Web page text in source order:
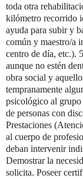
toda otra
kilómetro recorrido
ayuda para subir y
común y maestro/a
centro de día, etc.).
aunque no estén
obra social y
tempranamente
psicológico al
de personas con
Prestaciones
al cuerpo de
deban intervenir
Demostrar la
solicita. Poseer